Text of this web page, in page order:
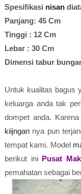
Spesifikasi nisan
Panjang: 45 Cm
Tinggi : 12 Cm
Lebar : 30 Cm
Dimensi tabur
Untuk kualitas bagus
keluarga anda tak
dompet anda.
kiijngannya pun
tempat kami. Model
berikut ini Pusat
pemahatan sebagai